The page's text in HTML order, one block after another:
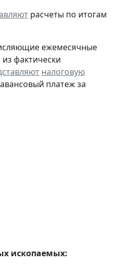
расчеты по итогам
ежемесячные
фактически
налоговую
авансовый платеж за
ископаемых: